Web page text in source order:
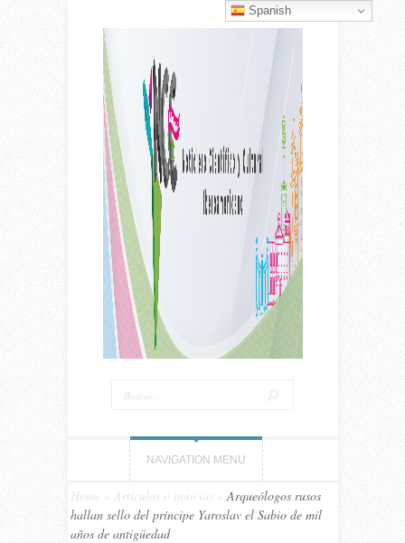
NAVIGATION MENU
Home Artículos o noticias
Arqueólogos rusos
hallan sello del príncipe Yaroslav el Sabio de mil
años de antigüedad
Spanish